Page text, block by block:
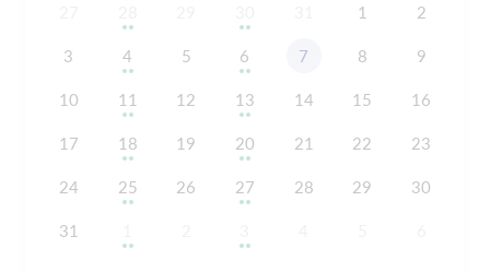
1 2
3 4 5 6 7 8 9
10 11 12 13 14 15 16
17 18 19 20 21 22 23
24 25 26 27 28 29 30
31